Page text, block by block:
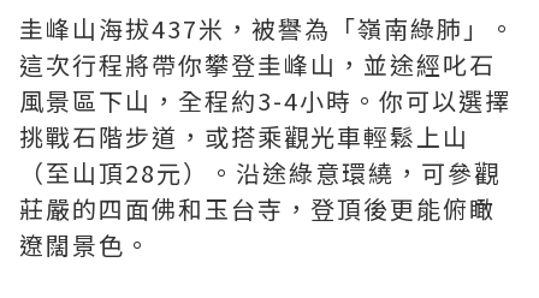
圭峰山海拔437米，被譽為「嶺南綠肺」。
這次行程將帶你攀登圭峰山，並途經叱石
風景區下山，全程約3-4小時。你可以選擇
挑戰石階步道，或搭乘觀光車輕鬆上山
（至山頂28元）。沿途綠意環繞，可參觀
莊嚴的四面佛和玉台寺，登頂後更能俯瞰
遼闊景色。